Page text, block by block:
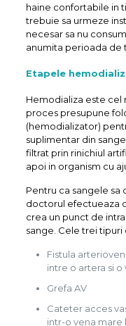
haine confortabile in
trebuie sa urmeze
necesar sa nu
anumita perioada de
Etapele
Hemodializa este cel
proces presupune
(hemodializator)
suplimentar din
filtrat prin rinichiul
apoi in organism cu
Pentru ca sangele sa
doctorul efectueaza
crea un punct de
sange. Cele trei
Fistula
intre o artera si o
Grefa AV
Cateter acces
intr-o vena mare